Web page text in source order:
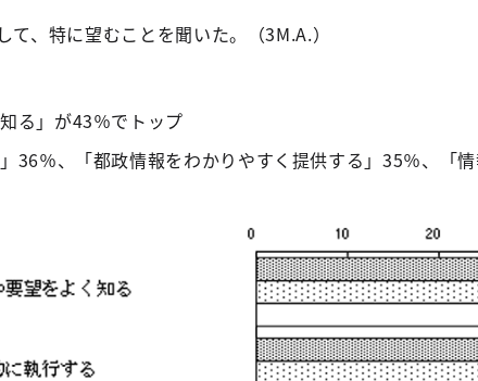
、特に望むことを聞いた。（3M.A.）
る」が43％でトップ
36％、「都政情報をわかりやすく提供する」35％、「